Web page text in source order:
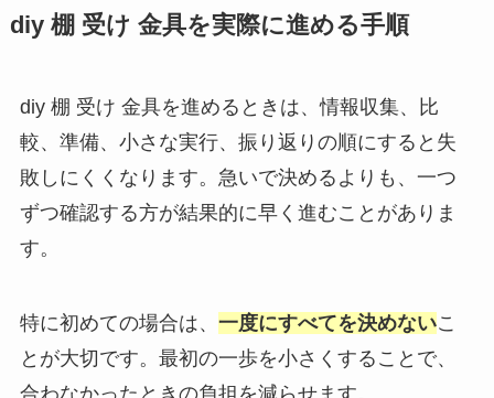
diy 棚 受け 金具を実際に進める手順
diy 棚 受け 金具を進めるときは、情報収集、比
較、準備、小さな実行、振り返りの順にすると失
敗しにくくなります。急いで決めるよりも、一つ
ずつ確認する方が結果的に早く進むことがありま
す。
特に初めての場合は、 一度にすべてを決めないこ
とが大切です。最初の一歩を小さくすることで、